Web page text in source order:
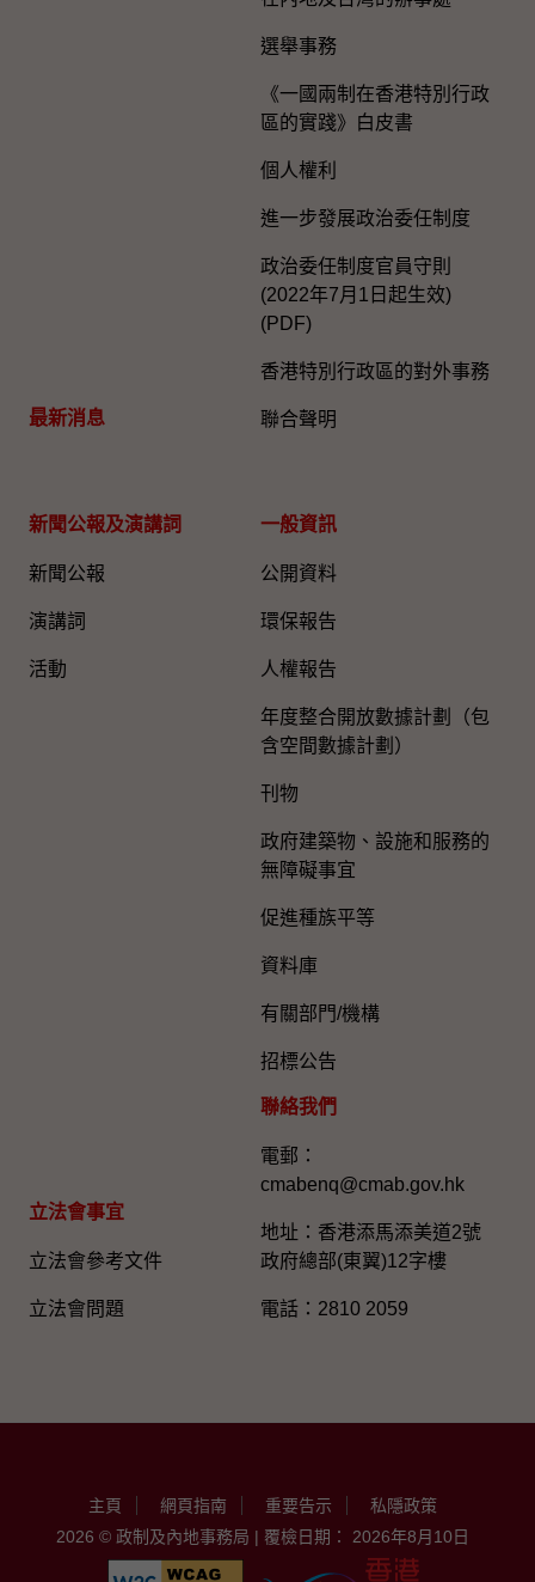
最新消息
選舉事務
《一國兩制在香港特別行政
區的實踐》白皮書
個人權利
進一步發展政治委任制度
政治委任制度官員守則
(2022年7月1日起生效)
(PDF)
香港特別行政區的對外事務
聯合聲明
新聞公報及演講詞
新聞公報
演講詞
活動
立法會事宜
立法會參考文件
立法會問題
一般資訊​
公開資料
環保報告
人權報告
年度整合開放數據計劃（包
含空間數據計劃）
刊物
政府建築物、設施和服務的
無障礙事宜
促進種族平等
資料庫
有關部門/機構
招標公告
聯絡我們
電郵：
cmabenq@cmab.gov.hk​
地址：香港添馬添美道2號
政府總部(東翼)12字樓
電話：2810 2059
主頁 網頁指南 重要告示
私隱政策
2026 © 政制及內地事務局 | 覆檢日期： 2026年8月10日